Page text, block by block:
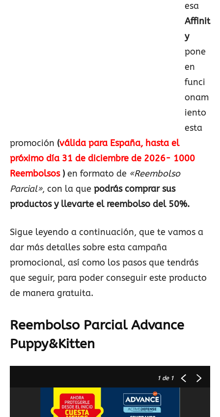
esa
Affinit
y
pone
en
funci
onam
iento
esta
promoción (válida para España, hasta el
próximo día 31 de diciembre de 2026- 1000
Reembolsos ) en formato de «Reembolso
Parcial», con la que podrás comprar sus
productos y llevarte el reembolso del 50%.
Sigue leyendo a continuación, que te vamos a
dar más detalles sobre esta campaña
promocional, así como los pasos que tendrás
que seguir, para poder conseguir este producto
de manera gratuita.
Reembolso Parcial Advance
Puppy&Kitten
1 de 1